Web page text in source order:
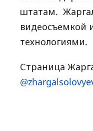
штатам.
видеосъемкой
технологиями.
Страница